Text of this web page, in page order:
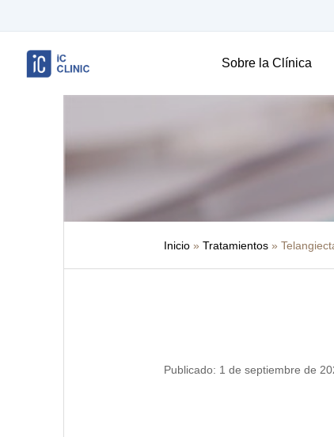
Sobre la Clínica
Inicio » Tratamientos »
Publicado: 1 de septiembre de